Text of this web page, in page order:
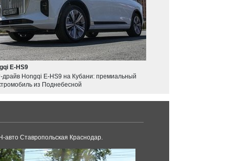
E-HS9
драйв Hongqi E-HS9 на Кубани: премиальный
из Поднебесной
авто Ставропольская Краснодар.